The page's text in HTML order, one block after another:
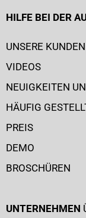
HILFE BEI DER
UNSERE KUNDEN
VIDEOS
NEUIGKEITEN
HÄUFIG
PREIS
DEMO
BROSCHÜREN
UNTERNEHMEN